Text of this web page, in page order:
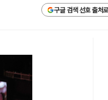
구글 검색 선호 출처